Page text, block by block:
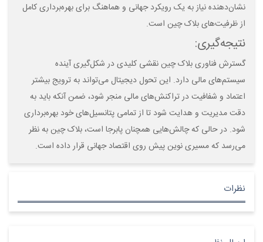
نشان‌دهنده نیاز به یک رویکرد جهانی و هماهنگ برای بهره‌برداری کامل
از ظرفیت‌های بلاک چین است.
نتیجه‌گیری:
گسترش فناوری بلاک چین نقشی کلیدی در شکل‌گیری آینده
سیستم‌های مالی دارد. این تحول دیجیتال می‌تواند به ترویج بیشتر
اعتماد و شفافیت در تراکنش‌های مالی منجر شود، ضمن آنکه باید به
دقت مدیریت و هدایت شود تا از تمامی پتانسیل‌های خود بهره‌برداری
شود. در حالی که چالش‌هایی همچنان پابرجا است، بلاک چین به نظر
می‌رسد که مسیری نوین پیش روی اقتصاد جهانی قرار داده است.
نظرات